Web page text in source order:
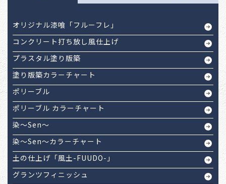
オリジナル漆喰「フルーフレ」
コンクリート打ち放し風仕上げ
プラスタル塗り版築
塗り版築カラーチャート
ポリーブル
ポリーブル カラーチャート
染～Sen～
染～Sen～カラーチャート
土の仕上げ「風土-FUUDO-」
グランツフィニッシュ